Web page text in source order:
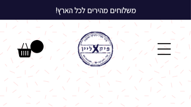
משלוחים מהירים לכל הארץ!